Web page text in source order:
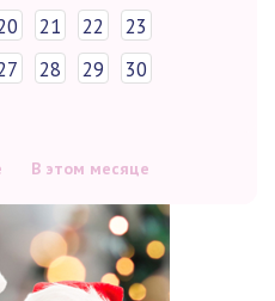
21 22
23
28 29
30
В этом месяце